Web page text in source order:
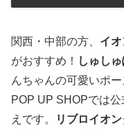
関西・中部の方、 イ
がおすすめ！ しゅし
んちゃんの可愛いポ
POP UP SHOPでは公
えです。
リブロイオ